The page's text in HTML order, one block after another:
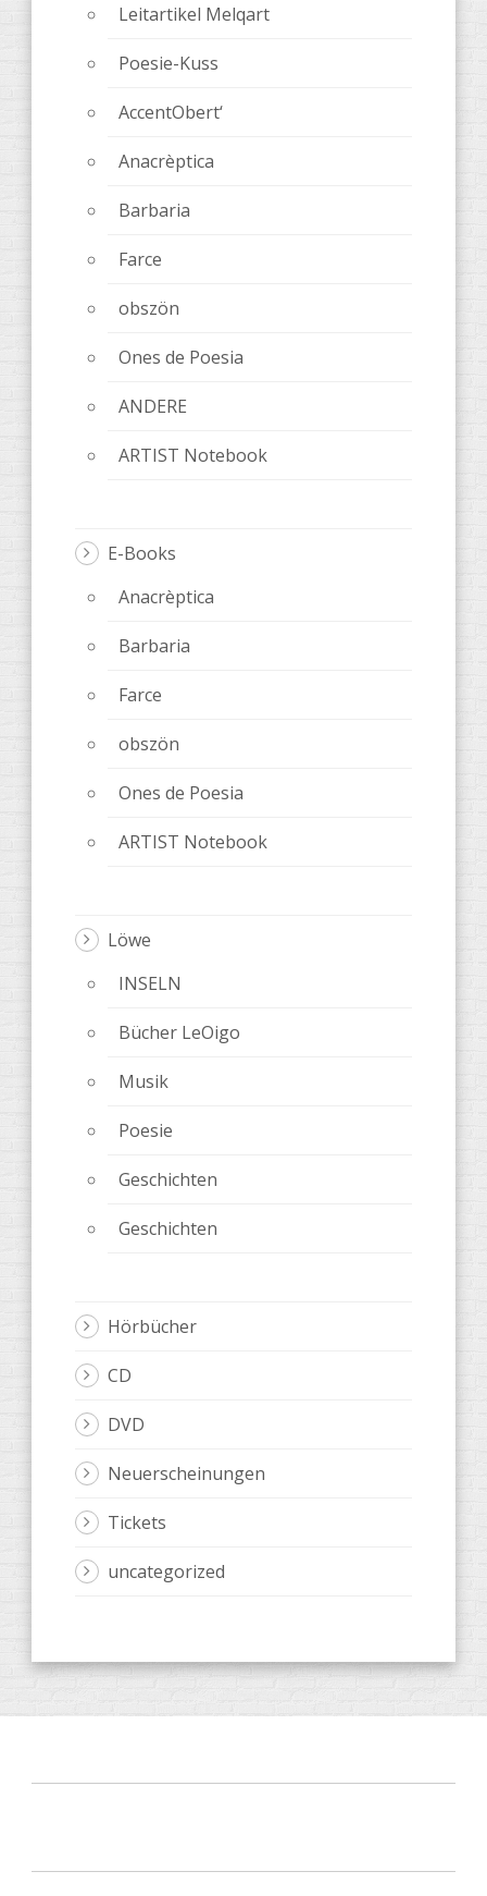
Leitartikel Melqart
Poesie-Kuss
AccentObert‘
Anacrèptica
Barbaria
Farce
obszön
Ones de Poesia
ANDERE
ARTIST Notebook
E-Books
Anacrèptica
Barbaria
Farce
obszön
Ones de Poesia
ARTIST Notebook
Löwe
INSELN
Bücher LeOigo
Musik
Poesie
Geschichten
Geschichten
Hörbücher
CD
DVD
Neuerscheinungen
Tickets
uncategorized